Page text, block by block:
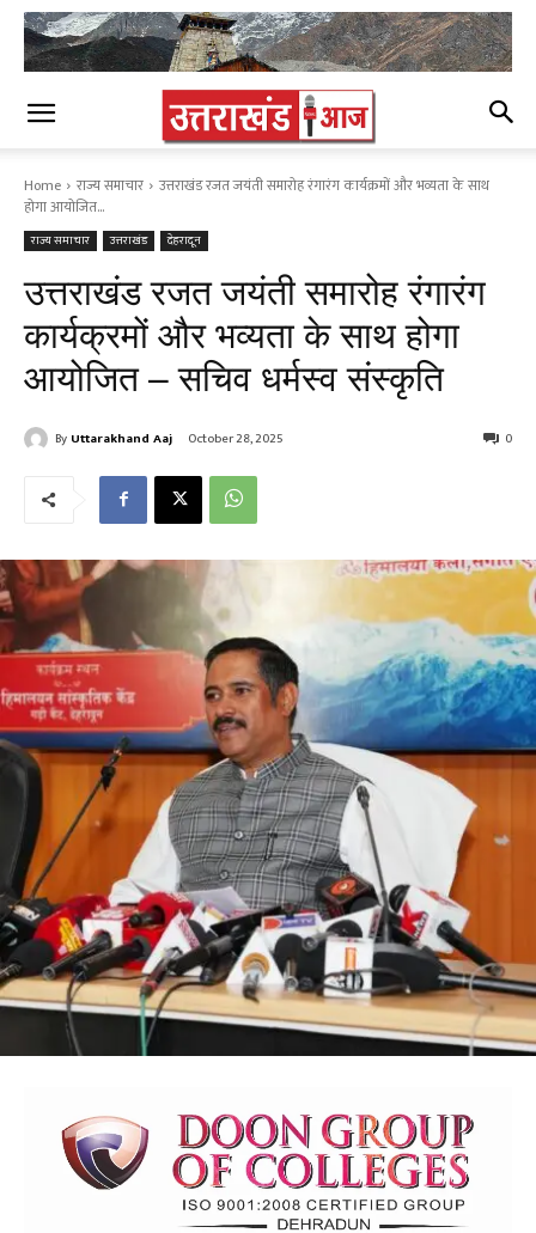
Home राज्य समाचार
उत्तराखंड रजत जयंती समारोह रंगारंग कार्यक्रमों और भव्यता के साथ
होगा आयोजित...
राज्य समाचार उत्तराखंड देहरादून
उत्तराखंड रजत जयंती समारोह रंगारंग
कार्यक्रमों और भव्यता के साथ होगा
आयोजित – सचिव धर्मस्व संस्कृति
By Uttarakhand Aaj October 28, 2025 0